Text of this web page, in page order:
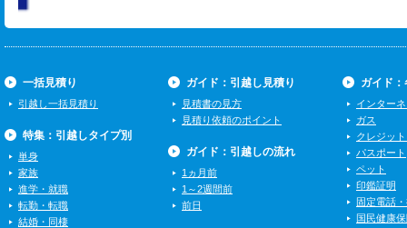
一括見積り
引越し一括見積り
特集：引越しタイプ別
単身
家族
進学・就職
転勤・転職
結婚・同棲
ガイド：引越し見積り
見積書の見方
見積り依頼のポイント
ガイド：引越しの流れ
1ヵ月前
1～2週間前
前日
ガイド
インター
ガス
クレジッ
パスポート
ペット
印鑑証明
固定電話
国民健康